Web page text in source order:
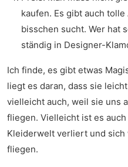
kaufen. Es gibt auch
bisschen sucht. Wer hat
ständig in Designer-
Ich finde, es gibt etwas
liegt es daran, dass sie
vielleicht auch, weil sie uns
fliegen. Vielleicht ist es
Kleiderwelt verliert und
fliegen.